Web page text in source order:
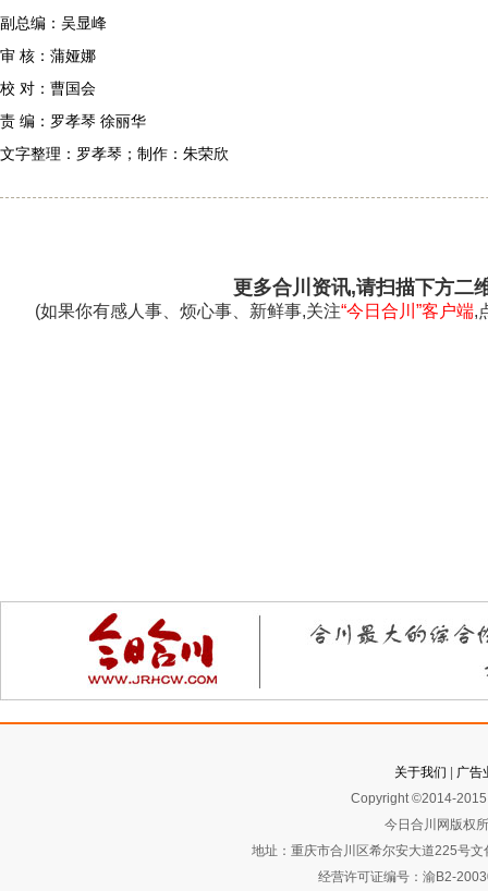
副总编：吴显峰
审 核：蒲娅娜
校 对：曹国会
责 编：罗孝琴 徐丽华
文字整理：罗孝琴；制作：朱荣欣
更多合川资讯,请扫描下方二
(如果你有感人事、烦心事、新鲜事,关注“今日合川”客户端,
关于我们 | 广告
Copyright ©2014-
今日合川网版权
地址：重庆市合川区希尔安大道225号
经营许可证编号：渝B2-